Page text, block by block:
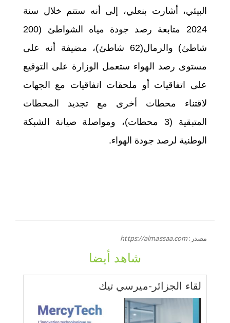
البيئي، أشارت بنعلي، إلى أنه ستتم خلال سنة
2024 متابعة رصد جودة مياه الشواطئ (200
شاطئ) والرمال(62 شاطئ)، مضيفة أنه على
مستوى رصد الهواء ستعمل الوزارة على التوقيع
على اتفاقيات أو ملحقات اتفاقيات مع الجهات
لاقتناء محطات أخرى مع تجديد المحطات
المتبقية (3 محطات)، ومواصلة صيانة الشبكة
الوطنية لرصد جودة الهواء.
مصدر:https://almassaa.com
شاهد أيضا
لقاء الجزائر-ميرسي تيك